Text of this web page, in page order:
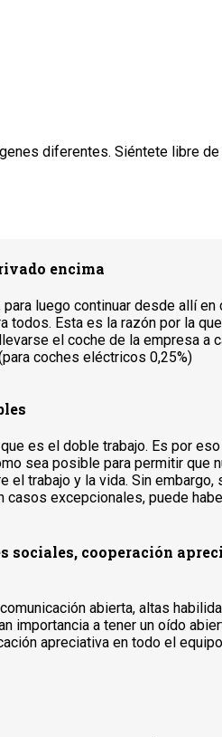
diferentes. Siéntete libre
encima
para luego continuar desde allí
todos. Esta es la razón por la
el coche de la empresa a
coches eléctricos 0,25%)
es el doble trabajo. Es por
sea posible para permitir que
el trabajo y la vida. Sin
casos excepcionales, puede
sociales, cooperación
abierta, altas
importancia a tener un oído
apreciativa en todo el